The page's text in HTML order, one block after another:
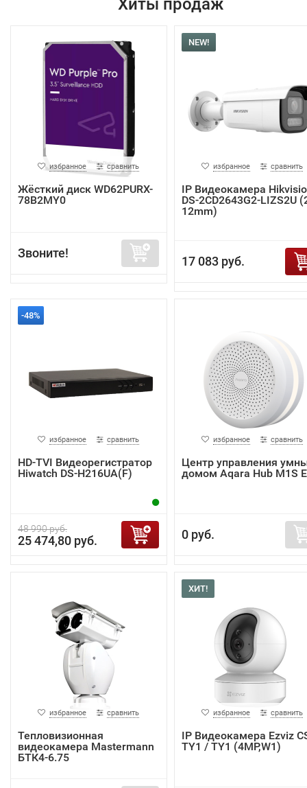
Хиты продаж
избранное сравнить
Жёсткий диск WD62PURX-
78B2MY0
Звоните!
NEW!
избранное сравнить
IP Видеокамера
DS-2CD2643G2-LIZS2U
12mm)
17 083 руб.
-48%
избранное сравнить
HD-TVI Видеорегистратор
Hiwatch DS-H216UA(F)
48 990 руб.
25 474,80 руб.
избранное сравнить
Центр управления
домом Aqara Hub M1S
0 руб.
избранное сравнить
Тепловизионная
видеокамера Mastermann
БТК4-6.75
ХИТ!
избранное сравнить
IP Видеокамера Ezviz
TY1 / TY1 (4MP,W1)